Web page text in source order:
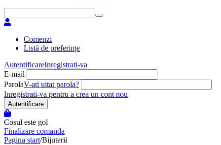
Comenzi
Listă de preferințe
AutentificareInregistrati-va
E-mail
ParolaV-ati uitat parola?
Inregistrati-va pentru a crea un cont nou
Autentificare
Cosul este gol
Finalizare comanda
Pagina start/Bijuterii